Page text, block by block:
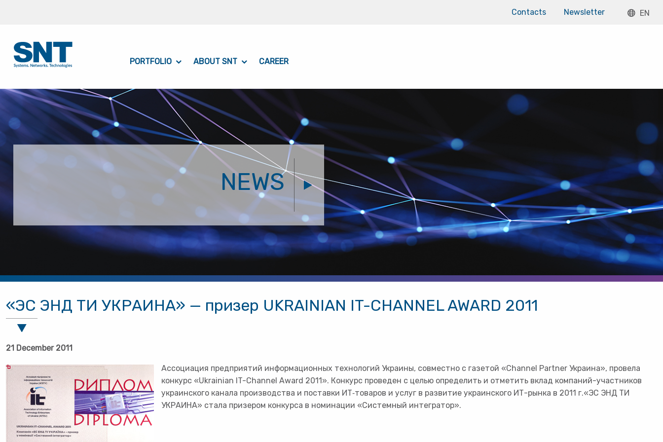
Contacts Newsletter EN
PORTFOLIO ABOUT SNT CAREER
NEWS
«ЭС ЭНД ТИ УКРАИНА» — призер UKRAINIAN IT-CHANNEL AWARD 2011
21 December 2011
Ассоциация предприятий информационных технологий Украины, совместно с газетой «Channel Partner Украина», провела
конкурс «Ukrainian IT-Channel Award 2011». Конкурс проведен с целью определить и отметить вклад компаний-участников
украинского канала производства и поставки ИТ‑товаров и услуг в развитие украинского ИТ-рынка в 2011 г.«ЭС ЭНД ТИ
УКРАИНА» стала призером конкурса в номинации «Системный интегратор».